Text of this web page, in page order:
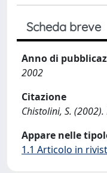
Scheda breve
Anno di
2002
Citazione
Chistolini, S.
Appare nelle
1.1 Articolo in